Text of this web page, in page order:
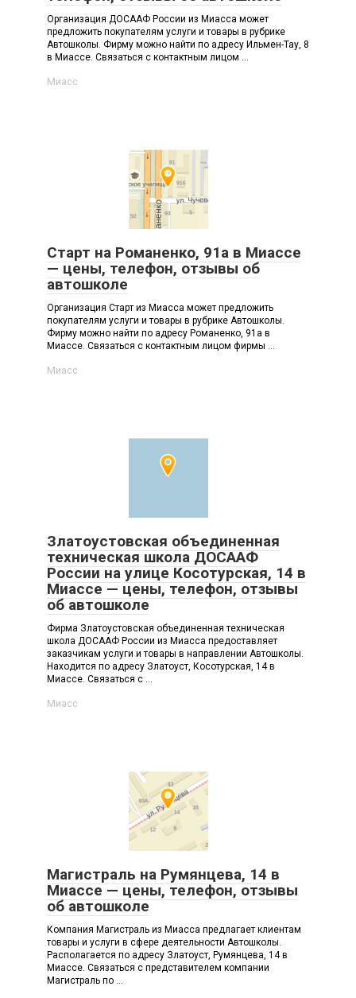
Организация ДОСААФ России из Миасса может
предложить покупателям услуги и товары в рубрике
Автошколы. Фирму можно найти по адресу Ильмен-Тау, 8
в Миассе. Связаться с контактным лицом ...
Миасс
Старт на Романенко, 91а в Миассе
— цены, телефон, отзывы об
автошколе
Организация Старт из Миасса может предложить
покупателям услуги и товары в рубрике Автошколы.
Фирму можно найти по адресу Романенко, 91а в
Миассе. Связаться с контактным лицом фирмы ...
Миасс
Златоустовская объединенная
техническая школа ДОСААФ
России на улице Косотурская, 14 в
Миассе — цены, телефон, отзывы
об автошколе
Фирма Златоустовская объединенная техническая
школа ДОСААФ России из Миасса предоставляет
заказчикам услуги и товары в направлении Автошколы.
Находится по адресу Златоуст, Косотурская, 14 в
Миассе. Связаться с ...
Миасс
Магистраль на Румянцева, 14 в
Миассе — цены, телефон, отзывы
об автошколе
Компания Магистраль из Миасса предлагает клиентам
товары и услуги в сфере деятельности Автошколы.
Располагается по адресу Златоуст, Румянцева, 14 в
Миассе. Связаться с представителем компании
Магистраль по ...